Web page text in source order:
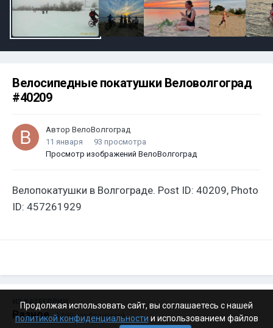
Велосипедные покатушки Веловолгоград
#40209
Автор ВелоВолгоград
11 января
93 просмотра
Просмотр изображений ВелоВолгоград
Велопокатушки в Волгограде. Post ID: 40209, Photo
ID: 457261929
ИЗ КАТЕГОРИИ:
Разное · 4 199 изображений
Продолжая использовать сайт, вы соглашаетесь с нашей
политикой конфиденциальности и использованием файлов